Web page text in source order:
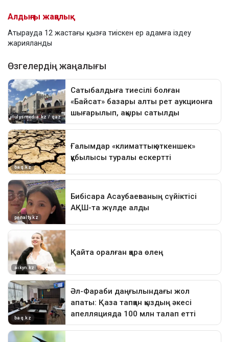
Алдыңғы жаңалық
Атырауда 12 жастағы қызға тиіскен ер адамға іздеу
жарияланды